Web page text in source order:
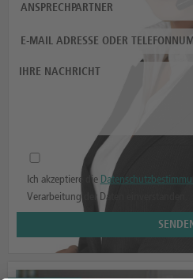
Ich akzeptiere die
Verarbeitung der Daten einverstanden.